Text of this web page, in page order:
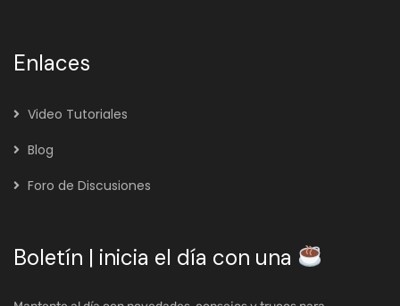
Enlaces
Video Tutoriales
Blog
Foro de Discusiones
Boletín | inicia el día con una